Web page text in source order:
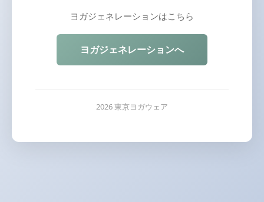
ヨガジェネレーションはこちら
ヨガジェネレーションへ
2026 東京ヨガウェア